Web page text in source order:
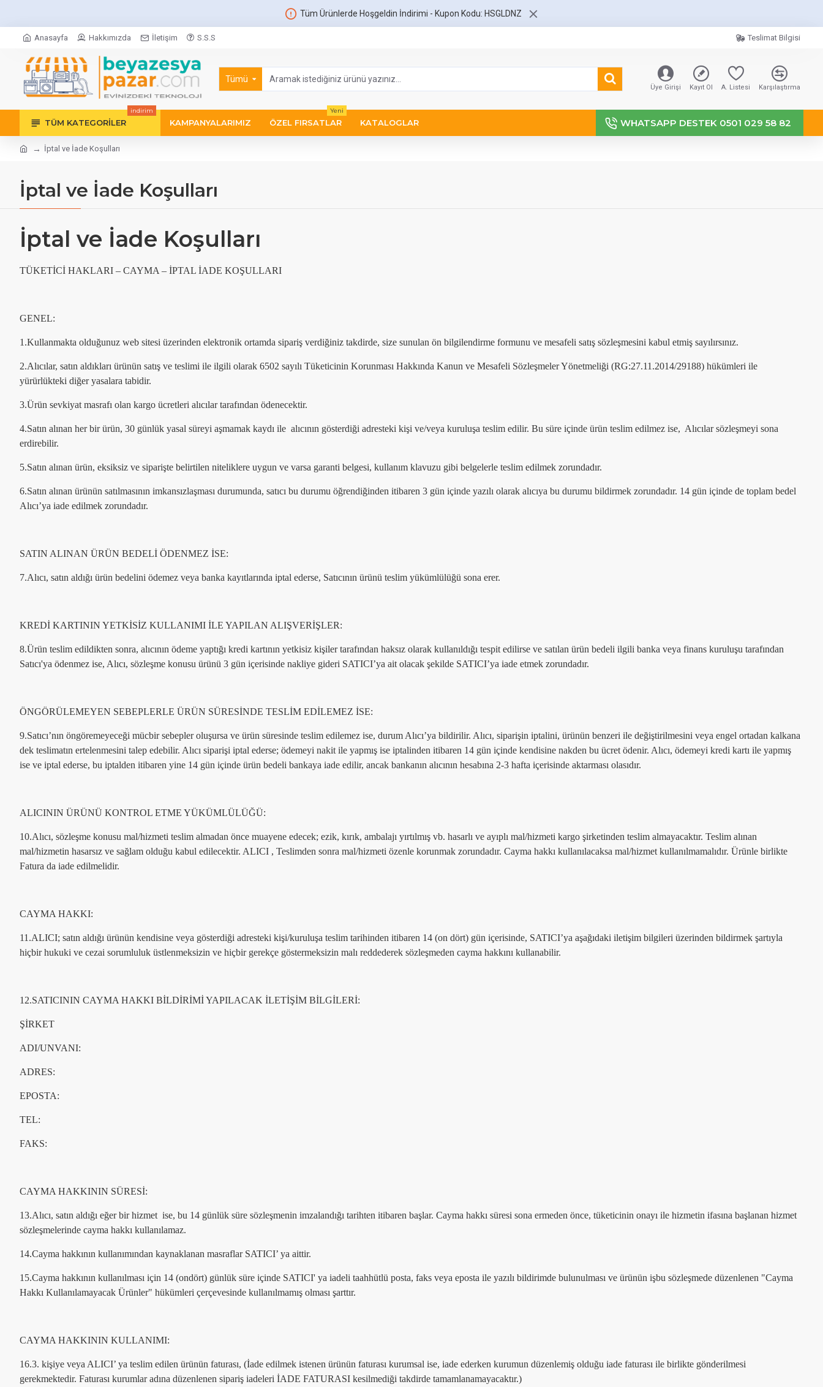
Tüm Ürünlerde Hoşgeldin İndirimi - Kupon Kodu: HSGLDNZ
Anasayfa Hakkımızda İletişim S.S.S Teslimat Bilgisi
Tümü
Üye Girişi Kayıt Ol A. Listesi Karşılaştırma
TÜM KATEGORILER
indirim
KAMPANYALARIMIZ ÖZEL FIRSATLAR
Yeni
KATALOGLAR WHATSAPP DESTEK 0501 029 58 82
İptal ve İade Koşulları
İptal ve İade Koşulları
İptal ve İade Koşulları
TÜKETİCİ HAKLARI – CAYMA – İPTAL İADE KOŞULLARI
GENEL:
1.Kullanmakta olduğunuz web sitesi üzerinden elektronik ortamda sipariş verdiğiniz takdirde, size sunulan ön bilgilendirme formunu ve mesafeli satış sözleşmesini kabul etmiş sayılırsınız.
2.Alıcılar, satın aldıkları ürünün satış ve teslimi ile ilgili olarak 6502 sayılı Tüketicinin Korunması Hakkında Kanun ve Mesafeli Sözleşmeler Yönetmeliği (RG:27.11.2014/29188) hükümleri ile
yürürlükteki diğer yasalara tabidir.
3.Ürün sevkiyat masrafı olan kargo ücretleri alıcılar tarafından ödenecektir.
4.Satın alınan her bir ürün, 30 günlük yasal süreyi aşmamak kaydı ile alıcının gösterdiği adresteki kişi ve/veya kuruluşa teslim edilir. Bu süre içinde ürün teslim edilmez ise, Alıcılar sözleşmeyi sona
erdirebilir.
5.Satın alınan ürün, eksiksiz ve siparişte belirtilen niteliklere uygun ve varsa garanti belgesi, kullanım klavuzu gibi belgelerle teslim edilmek zorundadır.
6.Satın alınan ürünün satılmasının imkansızlaşması durumunda, satıcı bu durumu öğrendiğinden itibaren 3 gün içinde yazılı olarak alıcıya bu durumu bildirmek zorundadır. 14 gün içinde de toplam bedel
Alıcı’ya iade edilmek zorundadır.
SATIN ALINAN ÜRÜN BEDELİ ÖDENMEZ İSE:
7.Alıcı, satın aldığı ürün bedelini ödemez veya banka kayıtlarında iptal ederse, Satıcının ürünü teslim yükümlülüğü sona erer.
KREDİ KARTININ YETKİSİZ KULLANIMI İLE YAPILAN ALIŞVERİŞLER:
8.Ürün teslim edildikten sonra, alıcının ödeme yaptığı kredi kartının yetkisiz kişiler tarafından haksız olarak kullanıldığı tespit edilirse ve satılan ürün bedeli ilgili banka veya finans kuruluşu tarafından
Satıcı'ya ödenmez ise, Alıcı, sözleşme konusu ürünü 3 gün içerisinde nakliye gideri SATICI’ya ait olacak şekilde SATICI’ya iade etmek zorundadır.
ÖNGÖRÜLEMEYEN SEBEPLERLE ÜRÜN SÜRESİNDE TESLİM EDİLEMEZ İSE:
9.Satıcı’nın öngöremeyeceği mücbir sebepler oluşursa ve ürün süresinde teslim edilemez ise, durum Alıcı’ya bildirilir. Alıcı, siparişin iptalini, ürünün benzeri ile değiştirilmesini veya engel ortadan kalkana
dek teslimatın ertelenmesini talep edebilir. Alıcı siparişi iptal ederse; ödemeyi nakit ile yapmış ise iptalinden itibaren 14 gün içinde kendisine nakden bu ücret ödenir. Alıcı, ödemeyi kredi kartı ile yapmış
ise ve iptal ederse, bu iptalden itibaren yine 14 gün içinde ürün bedeli bankaya iade edilir, ancak bankanın alıcının hesabına 2-3 hafta içerisinde aktarması olasıdır.
ALICININ ÜRÜNÜ KONTROL ETME YÜKÜMLÜLÜĞÜ:
10.Alıcı, sözleşme konusu mal/hizmeti teslim almadan önce muayene edecek; ezik, kırık, ambalajı yırtılmış vb. hasarlı ve ayıplı mal/hizmeti kargo şirketinden teslim almayacaktır. Teslim alınan
mal/hizmetin hasarsız ve sağlam olduğu kabul edilecektir. ALICI , Teslimden sonra mal/hizmeti özenle korunmak zorundadır. Cayma hakkı kullanılacaksa mal/hizmet kullanılmamalıdır. Ürünle birlikte
Fatura da iade edilmelidir.
CAYMA HAKKI:
11.ALICI; satın aldığı ürünün kendisine veya gösterdiği adresteki kişi/kuruluşa teslim tarihinden itibaren 14 (on dört) gün içerisinde, SATICI’ya aşağıdaki iletişim bilgileri üzerinden bildirmek şartıyla
hiçbir hukuki ve cezai sorumluluk üstlenmeksizin ve hiçbir gerekçe göstermeksizin malı reddederek sözleşmeden cayma hakkını kullanabilir.
12.SATICININ CAYMA HAKKI BİLDİRİMİ YAPILACAK İLETİŞİM BİLGİLERİ:
ŞİRKET
ADI/UNVANI:
ADRES:
EPOSTA:
TEL:
FAKS:
CAYMA HAKKININ SÜRESİ:
13.Alıcı, satın aldığı eğer bir hizmet ise, bu 14 günlük süre sözleşmenin imzalandığı tarihten itibaren başlar. Cayma hakkı süresi sona ermeden önce, tüketicinin onayı ile hizmetin ifasına başlanan hizmet
sözleşmelerinde cayma hakkı kullanılamaz.
14.Cayma hakkının kullanımından kaynaklanan masraflar SATICI’ ya aittir.
15.Cayma hakkının kullanılması için 14 (ondört) günlük süre içinde SATICI' ya iadeli taahhütlü posta, faks veya eposta ile yazılı bildirimde bulunulması ve ürünün işbu sözleşmede düzenlenen "Cayma
Hakkı Kullanılamayacak Ürünler" hükümleri çerçevesinde kullanılmamış olması şarttır.
CAYMA HAKKININ KULLANIMI:
16.3. kişiye veya ALICI’ ya teslim edilen ürünün faturası, (İade edilmek istenen ürünün faturası kurumsal ise, iade ederken kurumun düzenlemiş olduğu iade faturası ile birlikte gönderilmesi
gerekmektedir. Faturası kurumlar adına düzenlenen sipariş iadeleri İADE FATURASI kesilmediği takdirde tamamlanamayacaktır.)